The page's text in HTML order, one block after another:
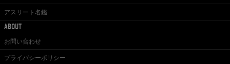
アスリート名鑑
ABOUT
お問い合わせ
プライバシーポリシー